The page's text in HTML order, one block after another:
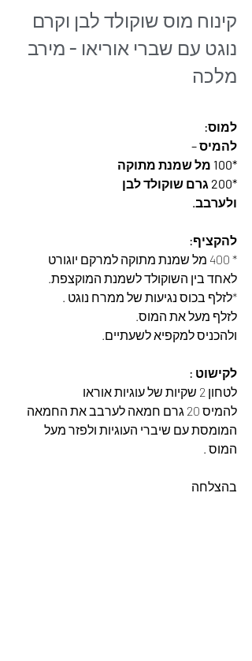
קינוח מוס שוקולד לבן וקרם
נוגט עם שברי אוריאו - מירב
מלכה
למוס:
להמיס –
*100 מל שמנת מתוקה
*200 גרם שוקולד לבן
ולערבב.
להקציף:
* 400 מל שמנת מתוקה למרקם יוגורט
לאחד בין השוקולד לשמנת המוקצפת.
*לזלף בכוס נגיעות של ממרח נוגט .
לזלף מעל את המוס.
ולהכניס למקפיא לשעתיים.
לקישוט :
לטחון 2 שקיות של עוגיות אוראו
להמיס 20 גרם חמאה לערבב את החמאה
המומסת עם שיברי העוגיות ולפזר מעל
המוס .
בהצלחה